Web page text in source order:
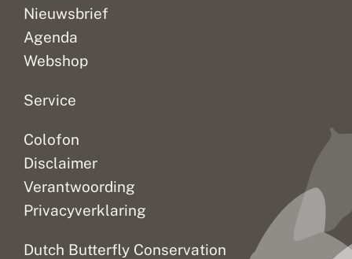
Nieuwsbrief
Agenda
Webshop
Service
Colofon
Disclaimer
Verantwoording
Privacyverklaring
Dutch Butterfly Conservation